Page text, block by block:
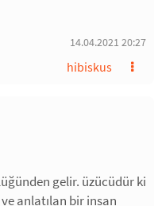
14.04.2021 20:27
hibiskus
gelir. üzücüdür ki
anlatılan bir insan